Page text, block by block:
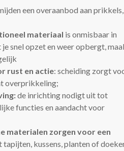
een overaanbod aan prikkels,
materiaal is onmisbaar in
snel opzet en weer opbergt,
rust en actie: scheiding zorgt
overprikkeling;
de inrichting nodigt uit tot
functies en aandacht voor
materialen zorgen voor een
tapijten, kussens, planten of